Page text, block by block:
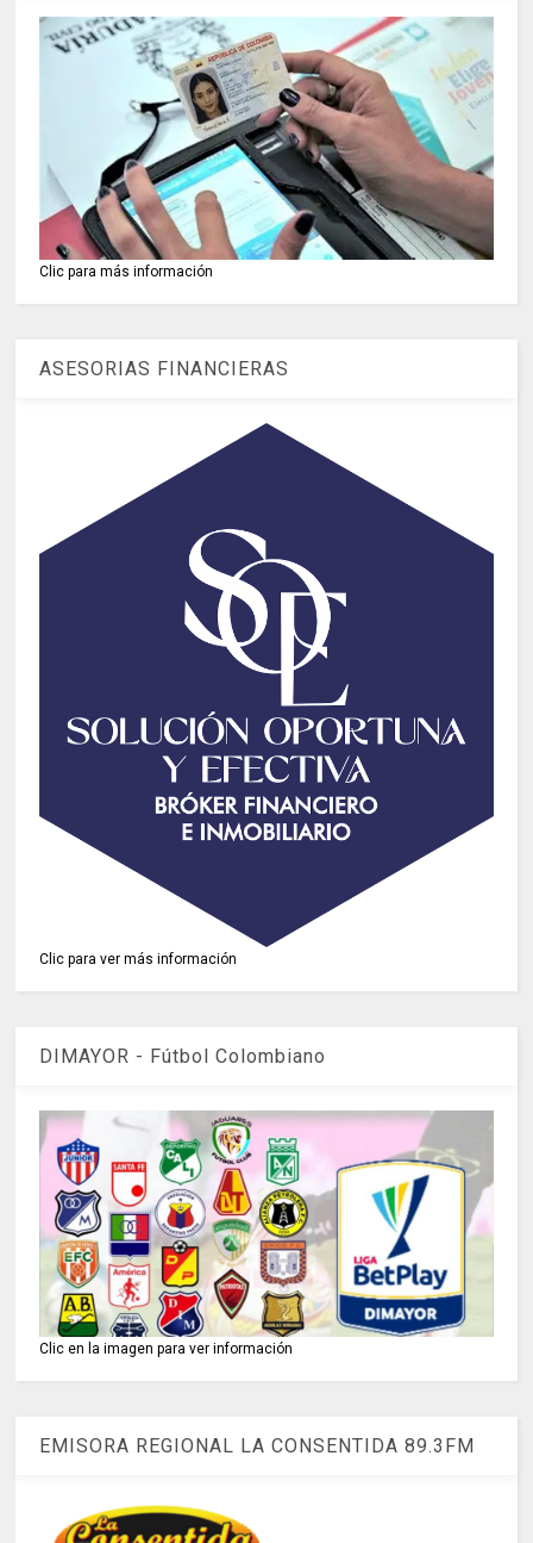
Clic para más información
ASESORIAS FINANCIERAS
Clic para ver más información
DIMAYOR - Fútbol Colombiano
Clic en la imagen para ver información
EMISORA REGIONAL LA CONSENTIDA 89.3FM